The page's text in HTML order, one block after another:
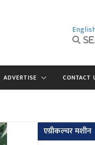
ADVERTISE CONTACT
एग्रीकल्चर मशीन